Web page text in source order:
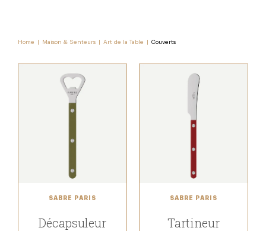
Home Maison & Senteurs Art de la Table Couverts
SABRE PARIS
Décapsuleur
SABRE PARIS
Tartineur